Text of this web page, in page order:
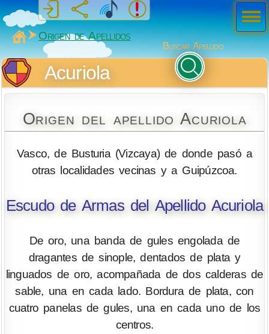
MiSabueso
Origen de Apellidos
Buscar Apellido
Acuriola
Origen del apellido Acuriola
Vasco, de Busturia (Vizcaya) de donde pasó a
otras localidades vecinas y a Guipúzcoa.
Escudo de Armas del Apellido Acuriola
De oro, una banda de gules engolada de
dragantes de sinople, dentados de plata y
linguados de oro, acompañada de dos calderas de
sable, una en cada lado. Bordura de plata, con
cuatro panelas de gules, una en cada uno de los
centros.
Men
ú